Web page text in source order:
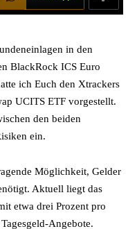
in den
BlackRock ICS Euro
ich Euch den Xtrackers
UCITS ETF vorgestellt.
den beiden
ein.
Möglichkeit, Gelder
Aktuell liegt das
etwa drei Prozent pro
Angebote.